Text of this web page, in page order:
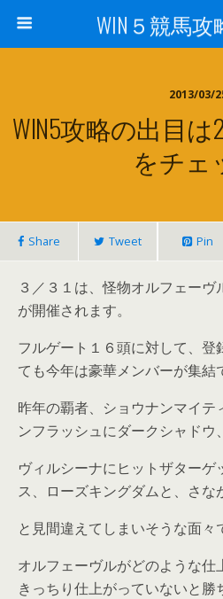
WIN５競馬
2013/03/
WIN5攻略の出目
をチェ
Share Tweet Pin
３／３１は、怪物オルフェー
が開催されます。
フルゲート１６頭に対して、登
ても今年は豪華メンバーが集結
昨年の覇者、ショウナンマイテ
ンフラッシュにダークシャドウ、
ヴィルシーナにヒットザターゲ
ス、ローズキングダムと、さな
と見間違えてしまいそうな面々
オルフェーヴルがどのような仕
きっちり仕上がっていないと勝